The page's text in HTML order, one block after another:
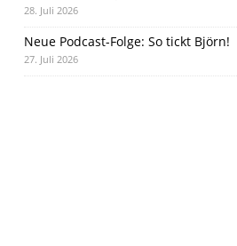
28. Juli 2026
Neue Podcast-Folge: So tickt Björn!
27. Juli 2026